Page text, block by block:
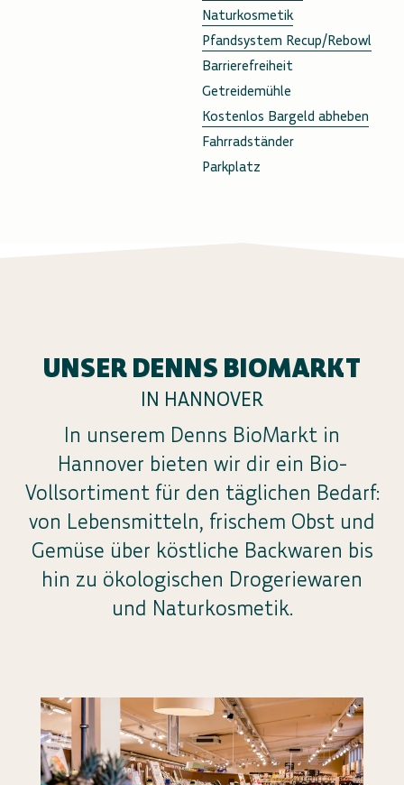
Naturkosmetik
Pfandsystem Recup/Rebowl
Barrierefreiheit
Getreidemühle
Kostenlos Bargeld abheben
Fahrradständer
Parkplatz
UNSER DENNS BIOMARKT
IN HANNOVER
In unserem Denns BioMarkt in
Hannover bieten wir dir ein Bio-
Vollsortiment für den täglichen Bedarf:
von Lebensmitteln, frischem Obst und
Gemüse über köstliche Backwaren bis
hin zu ökologischen Drogeriewaren
und Naturkosmetik.